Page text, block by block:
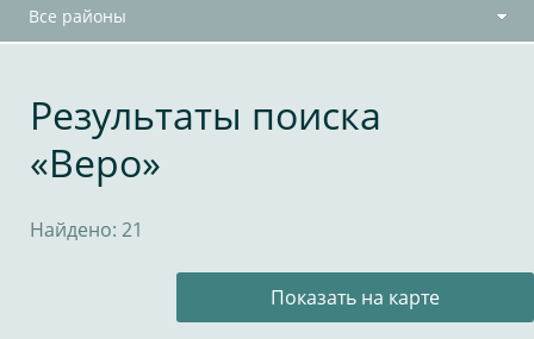
Все районы
Результаты поиска
«Веро»
Найдено: 21
Показать на карте